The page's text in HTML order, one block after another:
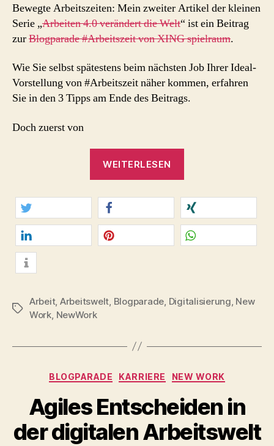
Bewegte Arbeitszeiten: Mein zweiter Artikel der kleinen
Serie „Arbeiten 4.0 verändert die Welt“ ist ein Beitrag
zurBlogparade #Arbeitszeit von XING spielraum.
Wie Sie selbst spätestens beim nächsten Job Ihrer Ideal-
Vorstellung von #Arbeitszeit näher kommen, erfahren
Sie in den 3 Tipps am Ende des Beitrags.
Doch zuerst von
WEITERLESEN
in
der
digitalisierten
twittern teilen teilen
mitteilen
Schlagwörter
Arbeit, Arbeitswelt Blogparade Digitalisierung New
Work NewWork
Kategorien
BLOGPARADE KARRIERE NEW WORK
Agiles Entscheiden in
der digitalen Arbeitswelt